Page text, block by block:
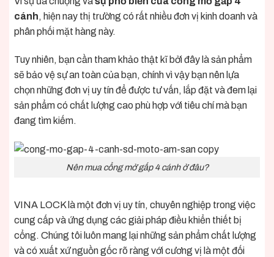
cánh, hiện nay thị trường có rất nhiều đơn vị kinh doanh và
phân phối mặt hàng này.
Tuy nhiên, bạn cần tham khảo thật kĩ bởi đây là sản phẩm
sẽ bảo vệ sự an toàn của bạn, chính vì vậy bạn nên lựa
chọn những đơn vị uy tín để được tư vấn, lắp đặt và đem lại
sản phẩm có chất lượng cao phù hợp với tiêu chí mà bạn
đang tìm kiếm.
Nên mua cổng mở gấp 4 cánh ở đâu?
VINA LOCK là một đơn vị uy tín, chuyên nghiệp trong việc
cung cấp và ứng dụng các giải pháp điều khiển thiết bị
cổng. Chúng tôi luôn mang lại những sản phẩm chất lượng
và có xuất xứ nguồn gốc rõ ràng với cương vị là một đối